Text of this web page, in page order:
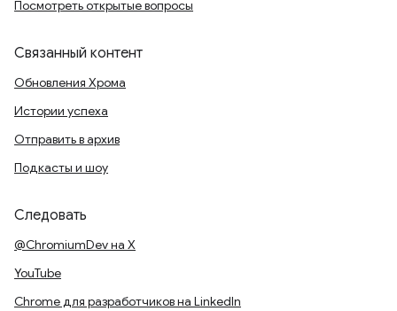
Посмотреть открытые вопросы
Связанный контент
Обновления Хрома
Истории успеха
Отправить в архив
Подкасты и шоу
Следовать
@ChromiumDev на X
YouTube
Chrome для разработчиков на LinkedIn